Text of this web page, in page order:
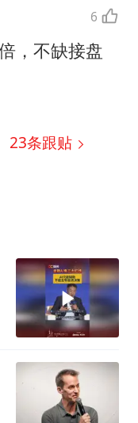
6
，不缺接盘
23条跟贴